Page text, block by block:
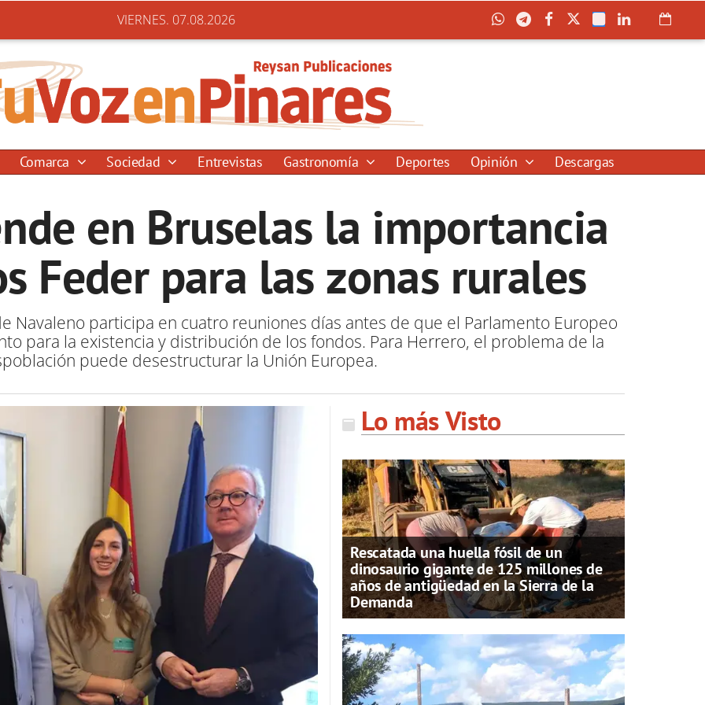
VIERNES. 07.08.2026
Comarca Sociedad Entrevistas Gastronomía Deportes Opinión Descargas
en Bruselas la importancia
Feder para las zonas rurales
Navaleno participa en cuatro reuniones días antes de que el Parlamento Europeo
para la existencia y distribución de los fondos. Para Herrero, el problema de la
puede desestructurar la Unión Europea.
Lo más Visto
Rescatada una huella fósil de un
dinosaurio gigante de 125 millones de
años de antigüedad en la Sierra de la
Demanda